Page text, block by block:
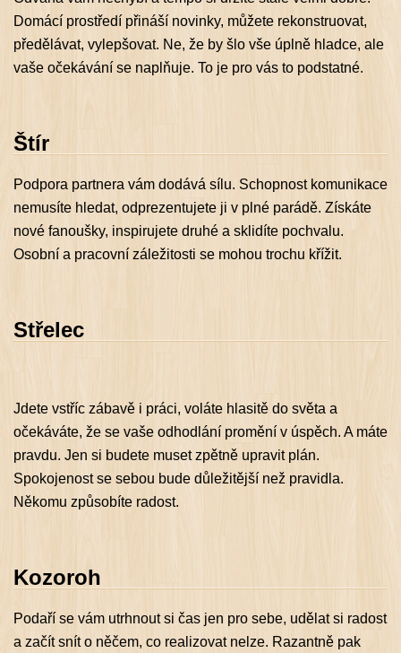
Domácí prostředí přináší novinky, můžete rekonstruovat,
předělávat, vylepšovat. Ne, že by šlo vše úplně hladce, ale
vaše očekávání se naplňuje. To je pro vás to podstatné.
Štír
Podpora partnera vám dodává sílu. Schopnost komunikace
nemusíte hledat, odprezentujete ji v plné parádě. Získáte
nové fanoušky, inspirujete druhé a sklidíte pochvalu.
Osobní a pracovní záležitosti se mohou trochu křížit.
Střelec
Jdete vstříc zábavě i práci, voláte hlasitě do světa a
očekáváte, že se vaše odhodlání promění v úspěch. A máte
pravdu. Jen si budete muset zpětně upravit plán.
Spokojenost se sebou bude důležitější než pravidla.
Někomu způsobíte radost.
Kozoroh
Podaří se vám utrhnout si čas jen pro sebe, udělat si radost
a začít snít o něčem, co realizovat nelze. Razantně pak